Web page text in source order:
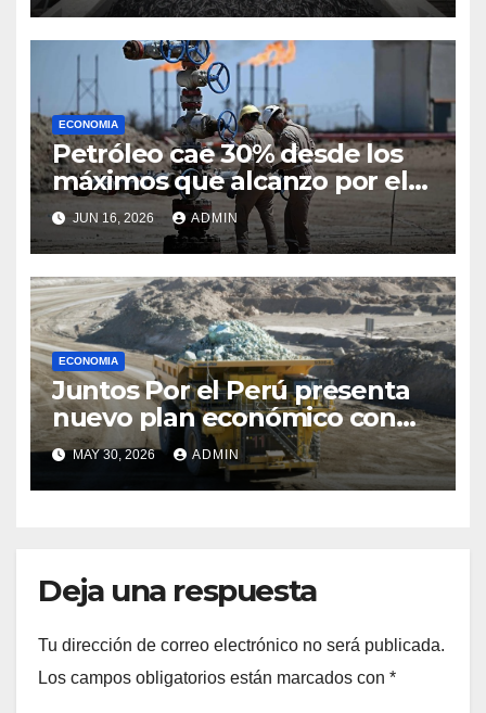
ECONOMIA
Petróleo cae 30% desde los
máximos que alcanzo por el
conflicto en Medio Oriente
JUN 16, 2026 ADMIN
ECONOMIA
Juntos Por el Perú presenta
nuevo plan económico con
medidas populistas
MAY 30, 2026 ADMIN
Deja una respuesta
Tu dirección de correo electrónico no será publicada.
Los campos obligatorios están marcados con *